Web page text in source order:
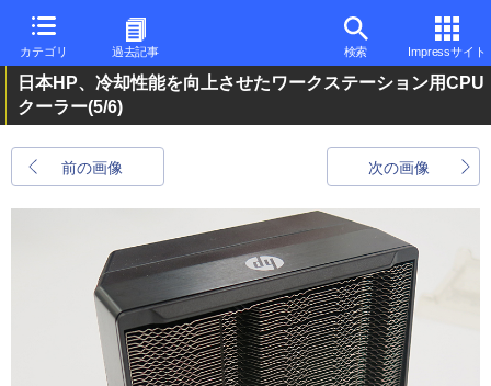
カテゴリ 過去記事 検索 Impressサイト
日本HP、冷却性能を向上させたワークステーション用CPU
クーラー(5/6)
前の画像 次の画像